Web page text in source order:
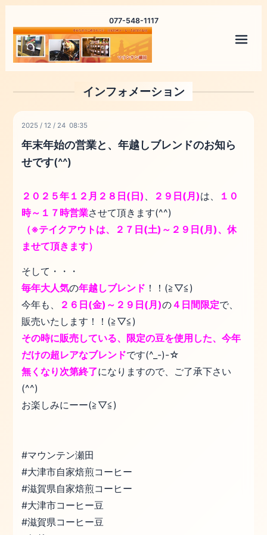
077-548-1117
インフォメーション
2025 /12 / 24 08:35
年末年始の営業と、年越しブレンドのお知ら
せです(^^)
２０２５年１２月２８日(日) ２９日(月)は、
１０
時～１７時営業させて頂きます(^^)
（※テイクアウトは、２７日(土)～２９日(月)、休
ませて頂きます）
そして・・・
毎年大人気の年越しブレンド ！！(≧▽≦)
今年も、
２６日(金)～２９日(月)の４日間限定で、
販売いたします！！(≧▽≦)
その時に販売している、限定の豆を使用した、今年
だけの超レアなブレンドです(^_-)-☆
無くなり次第終了になりますので、ご了承下さい
(^^)
お楽しみにーー(≧▽≦)
#マウンテン瀬田
#大津市自家焙煎コーヒー
#滋賀県自家焙煎コーヒー
#大津市コーヒー豆
#滋賀県コーヒー豆